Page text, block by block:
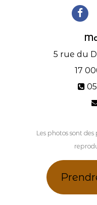
5 rue du
17
Les photos sont